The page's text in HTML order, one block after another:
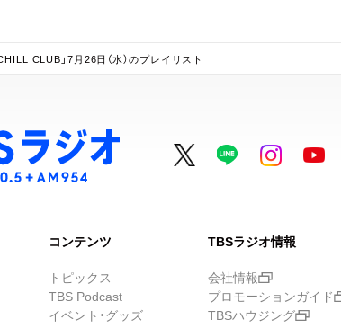
CLUB」7月26日（水）のプレイリスト
コンテンツ
トピックス
TBS Podcast
イベント・グッズ
TBSラジオ情報
会社情報
プロモーションガイド
TBSハウジング